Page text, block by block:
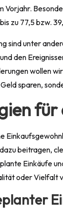
Vorjahr.
zu 77,5 bzw.
sind unter
den
wollen
sparen,
beitragen,
Einkäufe
oder Vielfalt